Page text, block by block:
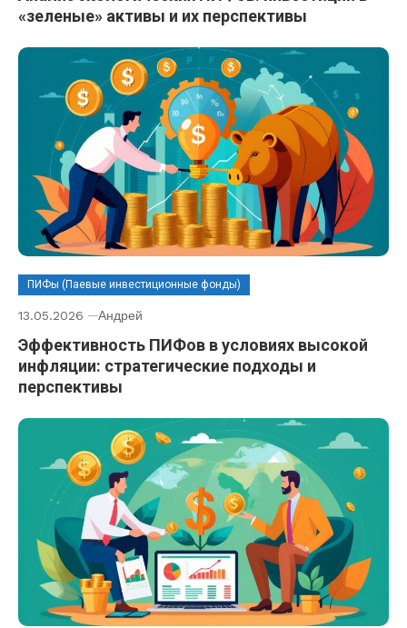
«зеленые» активы и их перспективы
ПИФы (Паевые инвестиционные фонды)
13.05.2026 Андрей
Эффективность ПИФов в условиях высокой
инфляции: стратегические подходы и
перспективы